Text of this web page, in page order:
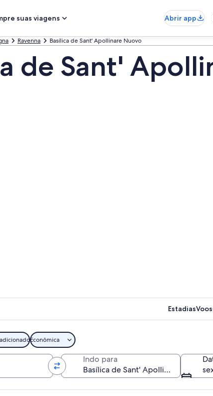
suas viagens
Abrir app
Ravenna Basílica de Sant' Apollinare Nuovo
de Sant'
Uma torre de tijolos alta com várias aberturas sob um
EstadiasVoos
Econômica
Indo para